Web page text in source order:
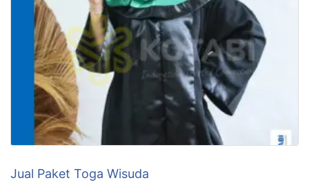
Jual Paket Toga Wisuda